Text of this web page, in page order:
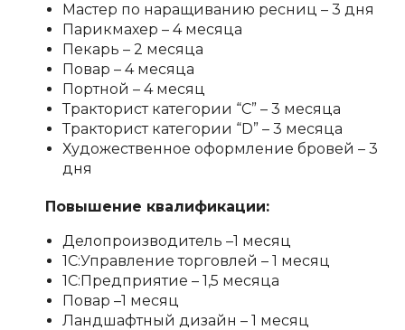
Мастер по наращиванию ресниц – 3 дня
Парикмахер – 4 месяца
Пекарь – 2 месяца
Повар – 4 месяца
Портной – 4 месяц
Тракторист категории “C” – 3 месяца
Тракторист категории “D” – 3 месяца
Художественное оформление бровей – 3
дня
Повышение квалификации:
Делопроизводитель –1 месяц
1С:Управление торговлей – 1 месяц
1С:Предприятие – 1,5 месяца
Повар –1 месяц
Ландшафтный дизайн – 1 месяц